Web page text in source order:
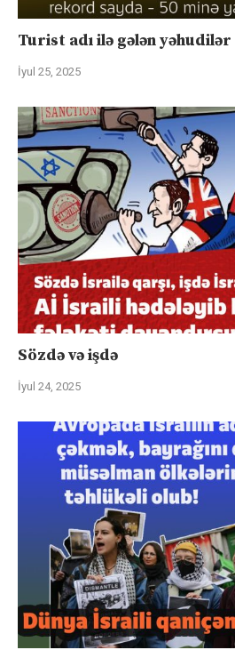
Turist adı ilə gələn yəhudilər
İyul 25, 2025
Sözdə və işdə
İyul 24, 2025